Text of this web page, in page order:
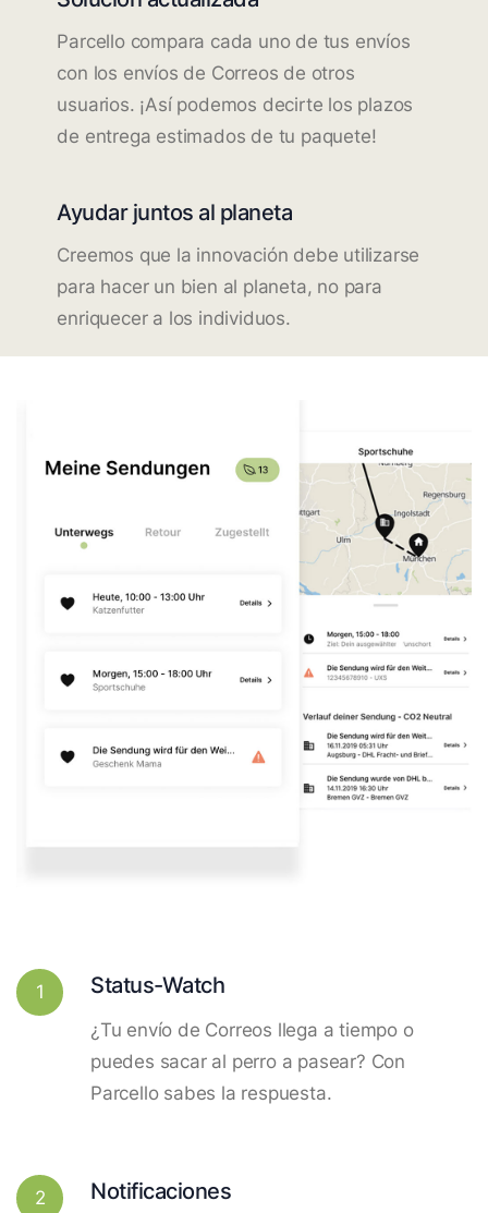
Parcello compara cada uno de tus envíos
con los envíos de Correos de otros
usuarios. ¡Así podemos decirte los plazos
de entrega estimados de tu paquete!
Ayudar juntos al planeta
Creemos que la innovación debe utilizarse
para hacer un bien al planeta, no para
enriquecer a los individuos.
1 Status-Watch
¿Tu envío de Correos llega a tiempo o
puedes sacar al perro a pasear? Con
Parcello sabes la respuesta.
2 Notificaciones